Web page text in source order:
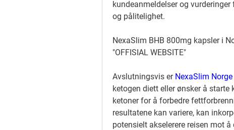
kundeanmeldelser og
og pålitelighet.
NexaSlim BHB 800mg kapsler i
"OFFISIAL WEBSITE"
Avslutningsvis er NexaSlim Norge
ketogen diett eller ønsker å
ketoner for å forbedre
resultatene kan variere, kan
potensielt akselerere reisen mot